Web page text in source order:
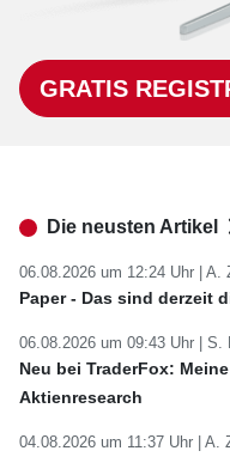
GRATIS
Die neusten Artikel
06.08.2026 um 12:24 Uhr | A.
Paper - Das sind derzeit
06.08.2026 um 09:43 Uhr | S.
Neu bei TraderFox:
Aktienresearch
04.08.2026 um 11:37 Uhr | A.